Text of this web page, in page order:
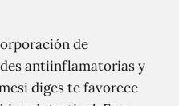
de
antiinflamatorias y
diges te favorece